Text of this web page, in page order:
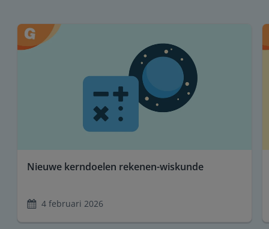
Nieuwe kerndoelen rekenen-wiskunde
4 februari 2026